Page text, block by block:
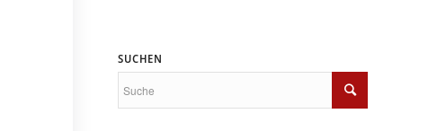
SUCHEN